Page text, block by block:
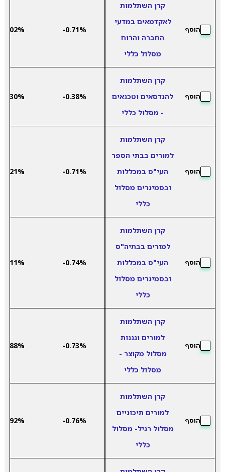
הוסף
קרן השתלמות
לאקדמאים במדעי
החברה והרוח
מסלול כללי
-0.71%
5.02%
הוסף
קרן השתלמות
להנדסאים וטכנאים
- מסלול כללי
-0.38%
7.30%
הוסף
קרן השתלמות
למורים בבתי הספר
העי"ס במכללות
ובסמינרים מסלול
כללי
-0.71%
5.21%
הוסף
קרן השתלמות
למורים בבתיה"ס
העי"ס במכללות
ובסמינרים מסלול
כללי
-0.74%
5.11%
הוסף
קרן השתלמות
למורים וגננות
מסלול מקוצר -
מסלול כללי
-0.73%
7.88%
הוסף
קרן השתלמות
למורים תיכוניים
מסלול רגיל- מסלול
כללי
-0.76%
7.92%